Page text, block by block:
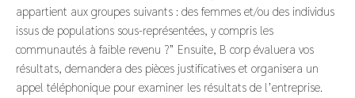
appartient aux groupes suivants : des femmes et/ou des individus
issus de populations sous-représentées, y compris les
communautés à faible revenu ?” Ensuite, B corp évaluera vos
résultats, demandera des pièces justificatives et organisera un
appel téléphonique pour examiner les résultats de l’entreprise.